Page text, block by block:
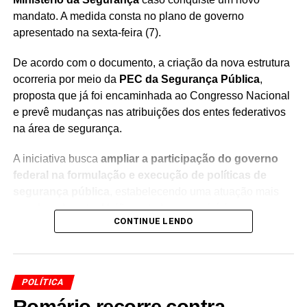
mandato. A medida consta no plano de governo
apresentado na sexta-feira (7).
De acordo com o documento, a criação da nova estrutura
ocorreria por meio da PEC da Segurança Pública,
proposta que já foi encaminhada ao Congresso Nacional
e prevê mudanças nas atribuições dos entes federativos
na área de segurança.
A iniciativa busca ampliar a participação do governo
federal na formulação e execução de políticas de
coordenada entre União, estados e municípios.
coordenação da execução das políticas nacionais de
Segurança Pública (Susp)
CONTINUE LENDO
POLÍTICA